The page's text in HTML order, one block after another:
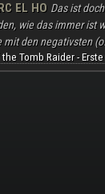
EL HO Das ist
wie das immer ist
mit den negativsten
Tomb Raider -